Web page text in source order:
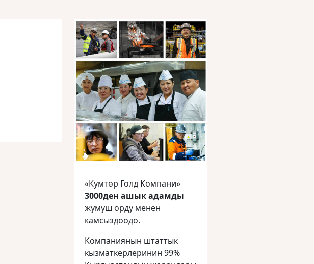
«Кумтөр Голд Компани»
3000ден ашык адамды
жумуш орду менен
камсыздоодо.
Компаниянын штаттык
кызматкерлеринин 99%